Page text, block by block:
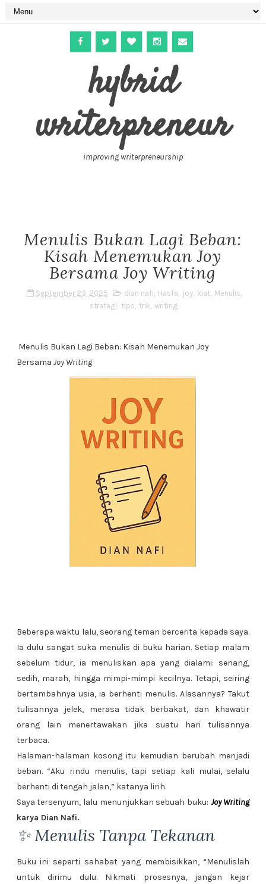
hybrid
writerpreneur
improving writerpreneurship
Menulis Bukan Lagi Beban:
Kisah Menemukan Joy
Bersama Joy Writing
September 23, 2025 dian nafi, Hasfa, joy, kiat, Menulis,
strategi, tips, trik, writing
Menulis Bukan Lagi Beban: Kisah Menemukan Joy
Bersama Joy Writing
Beberapa waktu lalu, seorang teman bercerita kepada saya.
Ia dulu sangat suka menulis di buku harian. Setiap malam
sebelum tidur, ia menuliskan apa yang dialami: senang,
sedih, marah, hingga mimpi-mimpi kecilnya. Tetapi, seiring
bertambahnya usia, ia berhenti menulis. Alasannya? Takut
tulisannya jelek, merasa tidak berbakat, dan khawatir
orang lain menertawakan jika suatu hari tulisannya
terbaca.
Halaman-halaman kosong itu kemudian berubah menjadi
beban. “Aku rindu menulis, tapi setiap kali mulai, selalu
berhenti di tengah jalan,” katanya lirih.
Saya tersenyum, lalu menunjukkan sebuah buku: Joy Writing
karya Dian Nafi.
✨ Menulis Tanpa Tekanan
Buku ini seperti sahabat yang membisikkan, “Menulislah
untuk dirimu dulu. Nikmati prosesnya, jangan kejar